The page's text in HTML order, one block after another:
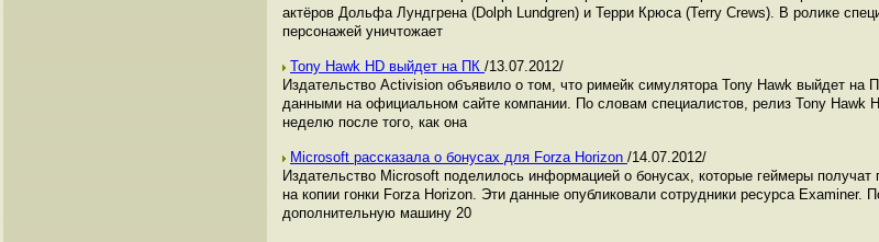
актёров Дольфа Лундгрена (Dolph Lundgren) и Терри Крюса (Terry Crews). В ролике
персонажей уничтожает
Tony Hawk HD выйдет на ПК /13.07.2012/
Издательство Activision объявило о том, что римейк симулятора Tony Hawk выйдет на
данными на официальном сайте компании. По словам специалистов, релиз Tony Hawk
неделю после того, как она
Microsoft рассказала о бонусах для Forza Horizon /14.07.2012/
Издательство Microsoft поделилось информацией о бонусах, которые геймеры получат
на копии гонки Forza Horizon. Эти данные опубликовали сотрудники ресурса Examiner.
дополнительную машину 20